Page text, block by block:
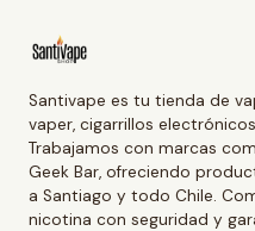
Santivape es tu tienda de
vaper, cigarrillos
Trabajamos con marcas
Geek Bar, ofreciendo
a Santiago y todo Chile.
nicotina con seguridad y